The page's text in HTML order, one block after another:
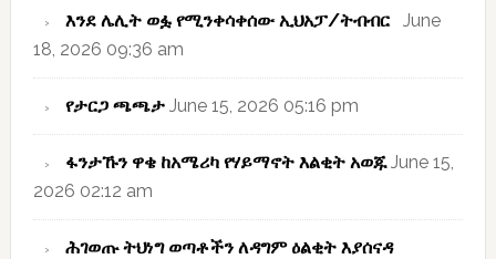
እንደ ሌሊት ወፏ የሚንቀሳቀሰው ኢህአፓ/ትብብር
June
18, 2026 09:36 am
የታርጋ ጫጫታ June 15, 2026 05:16 pm
ፋንታኹን ዋቄ ከአሜሪካ የሃይማኖት እልቂት አወጁ June 15,
2026 02:12 am
ሕገወጡ ትህነግ ወጣቶችን ለዳግም ዕልቂት እያሰናዳ